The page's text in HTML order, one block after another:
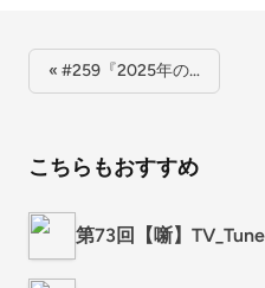
« #259『2025年の…
こちらもおすすめ
第73回【噺】